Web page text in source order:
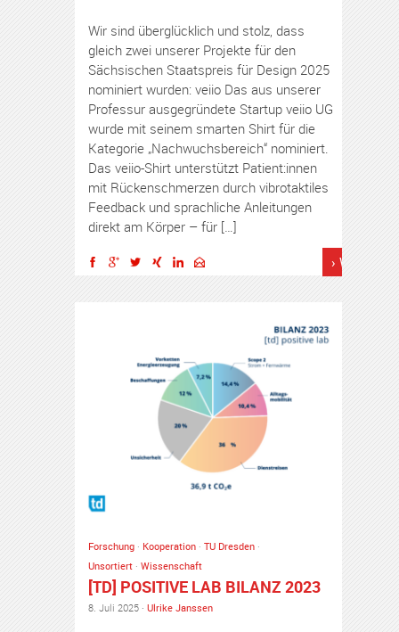
Wir sind überglücklich und stolz, dass
gleich zwei unserer Projekte für den
Sächsischen Staatspreis für Design 2025
nominiert wurden: veiio Das aus unserer
Professur ausgegründete Startup veiio UG
wurde mit seinem smarten Shirt für die
Kategorie „Nachwuchsbereich“ nominiert.
Das veiio-Shirt unterstützt Patient:innen
mit Rückenschmerzen durch vibrotaktiles
Feedback und sprachliche Anleitungen
direkt am Körper – für […]
›
Forschung · Kooperation · TU Dresden ·
Unsortiert · Wissenschaft
[TD] POSITIVE LAB BILANZ 2023
8. Juli 2025 · Ulrike Janssen